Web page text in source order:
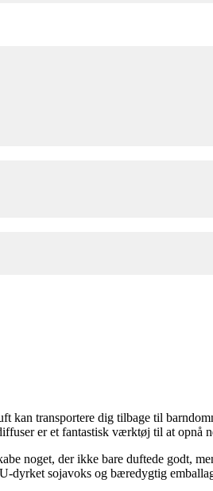
transportere dig tilbage til
er et fantastisk værktøj til at opnå
noget, der ikke bare duftede godt,
dyrket sojavoks og bæredygtig